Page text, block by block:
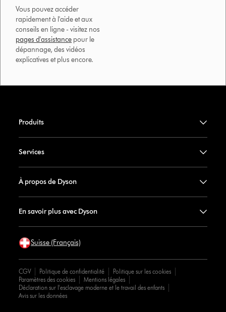
Vous pouvez accéder
rapidement à l'aide et aux
conseils en ligne - visitez nos
pages d'assistance pour le
dépannage, des vidéos
explicatives et plus encore.
Produits
Services
À propos de Dyson
En savoir plus avec Dyson
Suisse (Français)
CGV Politique de confidentialité
Politique sur les cookies
Paramètres des cookies
Mentions légales
Déclaration sur l'esclavage moderne et le travail des enfants
Avis sur les données